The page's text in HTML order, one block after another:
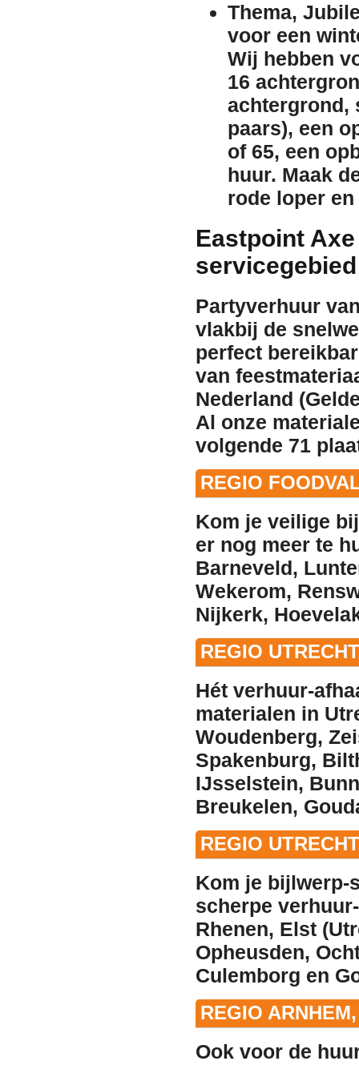
Thema,
voor een
Wij hebben
16
achtergrond,
paars), een
of 65, een
huur. Maak
rode loper en
Eastpoint
Partyverhuur
vlakbij de
perfect
van
Nederland
Al onze
volgende 71
REGIO
Kom je veilige
er nog meer te
Barneveld,
Wekerom,
Nijkerk,
REGIO
Hét verhuur-
materialen in
Woudenberg,
Spakenburg,
IJsselstein,
Breukelen,
REGIO
Kom je bijlwerp-
scherpe verhuur
Rhenen, Elst
Opheusden,
Culemborg en
REGIO
Ook voor de